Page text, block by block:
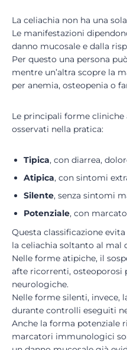
La celiachia non ha una
Le manifestazioni
danno mucosale e dalla
Per questo una persona
mentre un’altra scopre la
per anemia, osteopenia o
Le principali forme cliniche
osservati nella pratica:
Tipica, con diarrea,
Atipica, con sintomi
Silente, senza sintomi
Potenziale, con
Questa classificazione
la celiachia soltanto al mal
Nelle forme atipiche, il
afte ricorrenti, osteoporosi
neurologiche.
Nelle forme silenti, invece,
durante controlli eseguiti
Anche la forma potenziale
marcatori immunologici